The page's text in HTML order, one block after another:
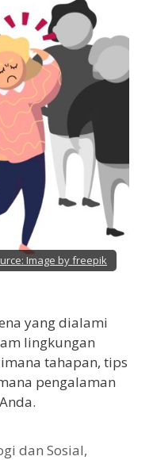
Image by freepik
yang dialami
lingkungan
tahapan, tips
pengalaman
dan Sosial,